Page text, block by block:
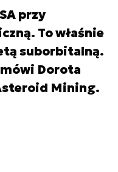
przy
To właśnie
suborbitalną.
Dorota
Mining.